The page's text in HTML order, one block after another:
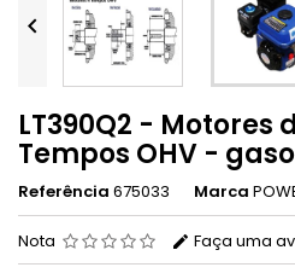

LT390Q2 - Motores
Tempos OHV -
Referência 675033 Marca
Nota Faça uma